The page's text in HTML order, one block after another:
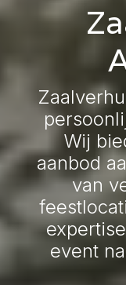
Wij
aanbod
van
event